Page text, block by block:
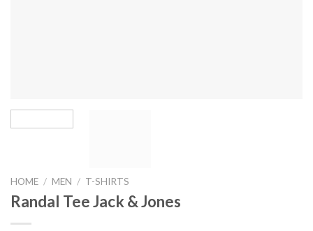
HOME / MEN / T-SHIRTS
Randal Tee Jack & Jones